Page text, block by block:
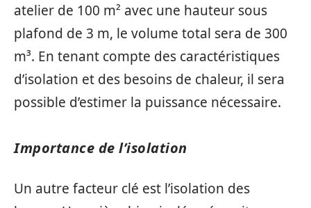
atelier de 100 m² avec une hauteur sous
plafond de 3 m, le volume total sera de 300
m³. En tenant compte des caractéristiques
d’isolation et des besoins de chaleur, il sera
possible d’estimer la puissance nécessaire.
Importance de l’isolation
Un autre facteur clé est l’isolation des